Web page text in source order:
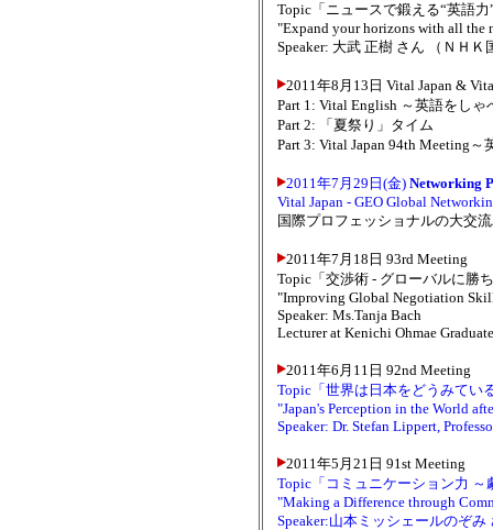
Topic「ニュースで鍛える“英語
"Expand your horizons with all the
Speaker: 大武 正樹 さん （ＮＨ
2011年8月13日 Vital Japan &
Part 1: Vital English ～英語をし
Part 2: 「夏祭り」タイム
Part 3: Vital Japan 94th Meeting
2011年7月29日(金) Networking
Vital Japan - GEO Global
国際プロフェッショナルの大交
2011年7月18日 93rd Meeting
Topic「交渉術 - グローバルに勝
"Improving Global Negotiation
Speaker: Ms.Tanja Bach
Lecturer at Kenichi Ohmae
2011年6月11日 92nd Meeting
Topic「世界は日本をどうみてい
"Japan's Perception in the World
Speaker: Dr. Stefan Lippert,
2011年5月21日 91st Meeting
Topic「コミュニケーション力
"Making a Difference through
Speaker:山本ミッシェールのぞ